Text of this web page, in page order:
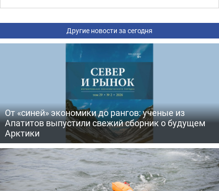
Другие новости за сегодня
От «синей» экономики до рангов: ученые из
Апатитов выпустили свежий сборник о будущем
Арктики